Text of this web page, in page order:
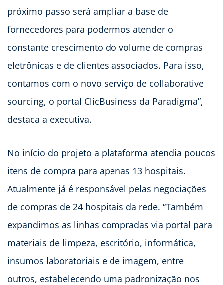
próximo passo será ampliar a base de
fornecedores para podermos atender o
constante crescimento do volume de compras
eletrônicas e de clientes associados. Para isso,
contamos com o novo serviço de collaborative
sourcing, o portal ClicBusiness da Paradigma”,
destaca a executiva.
No início do projeto a plataforma atendia poucos
itens de compra para apenas 13 hospitais.
Atualmente já é responsável pelas negociações
de compras de 24 hospitais da rede. “Também
expandimos as linhas compradas via portal para
materiais de limpeza, escritório, informática,
insumos laboratoriais e de imagem, entre
outros, estabelecendo uma padronização nos